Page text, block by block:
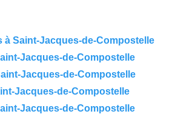
à Saint-Jacques-de-Compostelle
Jacques-de-Compostelle
Jacques-de-Compostelle
Jacques-de-Compostelle
Jacques-de-Compostelle